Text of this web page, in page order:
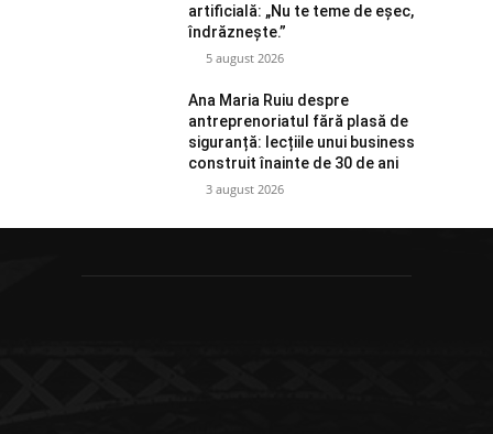
artificială: „Nu te teme de eșec,
îndrăznește.”
5 august 2026
Ana Maria Ruiu despre
antreprenoriatul fără plasă de
siguranță: lecțiile unui business
construit înainte de 30 de ani
3 august 2026